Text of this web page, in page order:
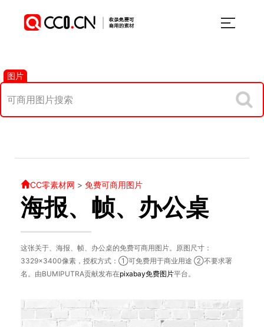
图片
CC零素材网 > 免费可商用图片
海报、帧、办公桌
这张关于、海报、帧、办公桌的免费可商用图片。原图尺寸：
3329×3400像素，授权方式：①可免费用于商业用途 ②不要求署
名。由BUMIPUTRA贡献发布在pixabay免费图片平台。